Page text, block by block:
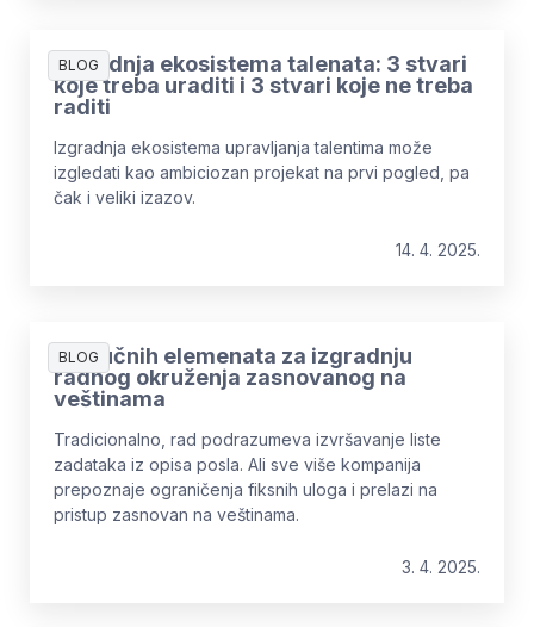
BLOG
Izgradnja ekosistema talenata: 3 stvari
koje treba uraditi i 3 stvari koje ne treba
raditi
Izgradnja ekosistema upravljanja talentima može
izgledati kao ambiciozan projekat na prvi pogled, pa
čak i veliki izazov.
14. 4. 2025.
BLOG
5 Ključnih elemenata za izgradnju
radnog okruženja zasnovanog na
veštinama
Tradicionalno, rad podrazumeva izvršavanje liste
zadataka iz opisa posla. Ali sve više kompanija
prepoznaje ograničenja fiksnih uloga i prelazi na
pristup zasnovan na veštinama.
3. 4. 2025.